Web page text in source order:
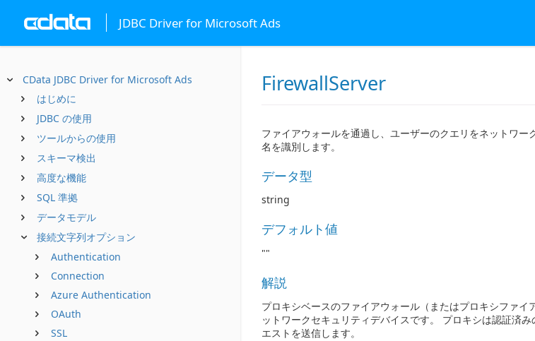
JDBC Driver for Microsoft Ads
CData JDBC Driver for Microsoft Ads
はじめに
JDBC の使用
ツールからの使用
スキーマ検出
高度な機能
SQL 準拠
データモデル
接続文字列オプション
Authentication
Connection
Azure Authentication
OAuth
SSL
FirewallServer
ファイアウォールを通過し、ユーザーのクエリをネットワ
名を識別します。
データ型
string
デフォルト値
""
解説
プロキシベースのファイアウォール（またはプロキシファ
ットワークセキュリティデバイスです。 プロキシは認証済
エストを送信します。